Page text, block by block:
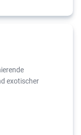
exotischer